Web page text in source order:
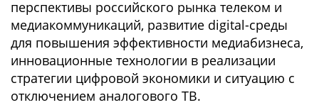
перспективы российского рынка телеком и
медиакоммуникаций, развитие digital-среды
для повышения эффективности медиабизнеса,
инновационные технологии в реализации
стратегии цифровой экономики и ситуацию с
отключением аналогового ТВ.